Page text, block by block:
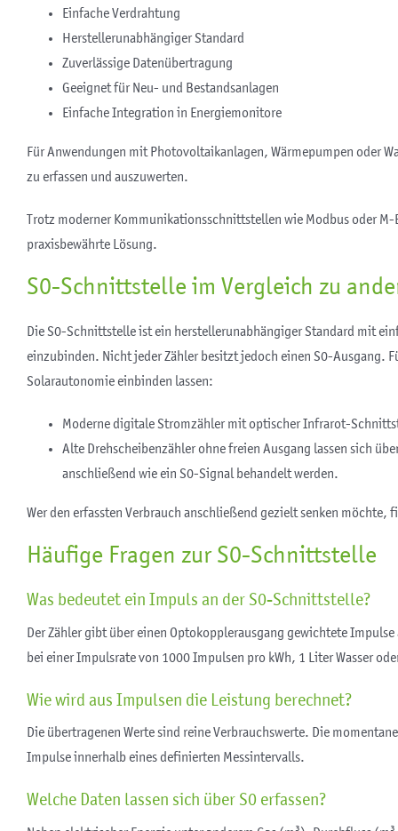
Einfache Verdrahtung
Herstellerunabhängiger Standard
Zuverlässige Datenübertragung
Geeignet für Neu- und Bestandsanlagen
Einfache Integration in Energiemonitore
Für Anwendungen mit Photovoltaikanlagen, Wärmepumpen oder
zu erfassen und auszuwerten.
Trotz moderner Kommunikationsschnittstellen wie Modbus oder
praxisbewährte Lösung.
S0-Schnittstelle im Vergleich zu
Die S0-Schnittstelle ist ein herstellerunabhängiger Standard mit
einzubinden. Nicht jeder Zähler besitzt jedoch einen S0-Ausgang.
Solarautonomie einbinden lassen:
Moderne digitale Stromzähler mit optischer Infrarot-
Alte Drehscheibenzähler ohne freien Ausgang lassen sich
anschließend wie ein S0-Signal behandelt werden.
Wer den erfassten Verbrauch anschließend gezielt senken
Häufige Fragen zur S0-Schnittstelle
Was bedeutet ein Impuls an der S0-Schnittstelle?
Der Zähler gibt über einen Optokopplerausgang gewichtete
bei einer Impulsrate von 1000 Impulsen pro kWh, 1 Liter Wasser
Wie wird aus Impulsen die Leistung berechnet?
Die übertragenen Werte sind reine Verbrauchswerte. Die
Impulse innerhalb eines definierten Messintervalls.
Welche Daten lassen sich über S0 erfassen?